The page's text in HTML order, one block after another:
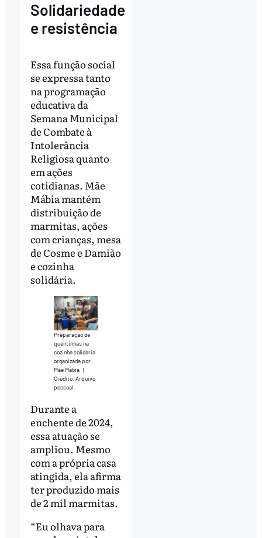
Solidariedade
e resistência
Essa função social
se expressa tanto
na programação
educativa da
Semana Municipal
de Combate à
Intolerância
Religiosa quanto
em ações
cotidianas. Mãe
Mábia mantém
distribuição de
marmitas, ações
com crianças, mesa
de Cosme e Damião
e cozinha
solidária.
Preparação de
quentinhas na
cozinha solidária
organizada por
Mãe Mábia |
Crédito: Arquivo
pessoal
Durante a
enchente de 2024,
essa atuação se
ampliou. Mesmo
com a própria casa
atingida, ela afirma
ter produzido mais
de 2 mil marmitas.
“Eu olhava para